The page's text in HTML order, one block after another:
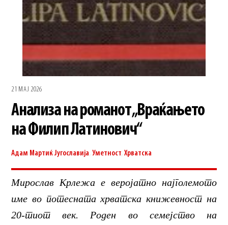
21 МАЈ 2026
Анализа на романот „Враќањето
на Филип Латинович“
Адам Мартиќ Југославија ,Уметност ,Хрватска
Мирослав Крлежа е веројатно најголемото
име во потесната хрватска книжевност на
20-тиот век. Роден во семејство на